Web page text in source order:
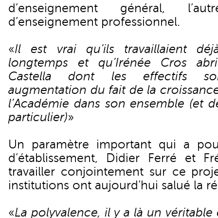
d’enseignement général,
d’enseignement professionnel.
«Il est vrai qu’ils travaillaient
longtemps et qu’Irénée Cros
Castella dont les effectifs
augmentation du fait de la
l’Académie dans son ensemble (et
particulier)»
Un paramètre important qui a
d’établissement, Didier Ferré et
travailler conjointement sur ce
institutions ont aujourd’hui salué la
«La polyvalence, il y a là un véritable